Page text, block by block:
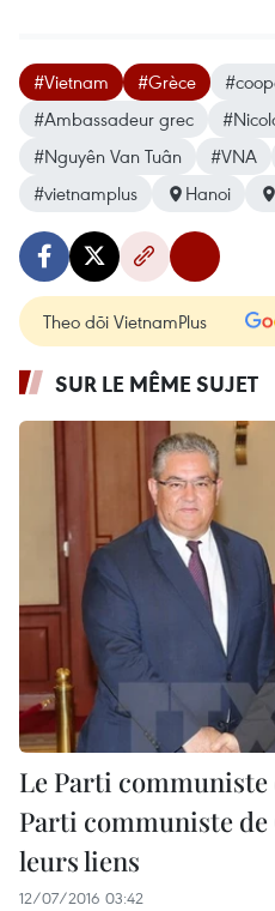
#Vietnam #Grèce
#Ambassadeur grec
#Nguyên Van Tuân
#VNA
#vietnamplus
Hanoi
Theo dõi VietnamPlus
SUR LE MÊME SUJET
Le Parti communiste
Parti communiste
leurs liens
12/07/2016 03:42